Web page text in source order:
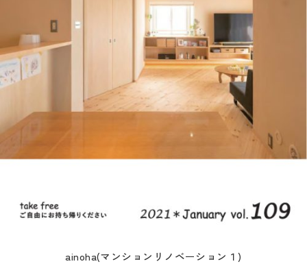
ainoha(マンションリノベーション１)